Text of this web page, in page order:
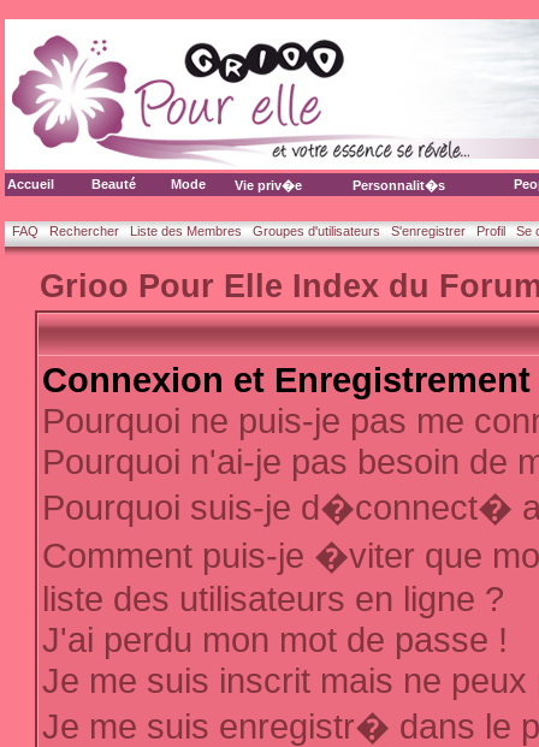
Accueil Beauté Mode Vie priv�e Personnalit�s
FAQ Rechercher Liste des Membres Groupes d'utilisateurs S'enregistrer Profil Se
Grioo Pour Elle Index du
Connexion et Enregistrement
Pourquoi ne puis-je pas me
Pourquoi n'ai-je pas besoin de
Pourquoi suis-je d�connect�
Comment puis-je �viter que
liste des utilisateurs en ligne ?
J'ai perdu mon mot de passe !
Je me suis inscrit mais ne
Je me suis enregistr� dans le